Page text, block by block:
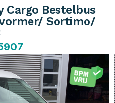
Cargo Bestelbus
Sortimo/